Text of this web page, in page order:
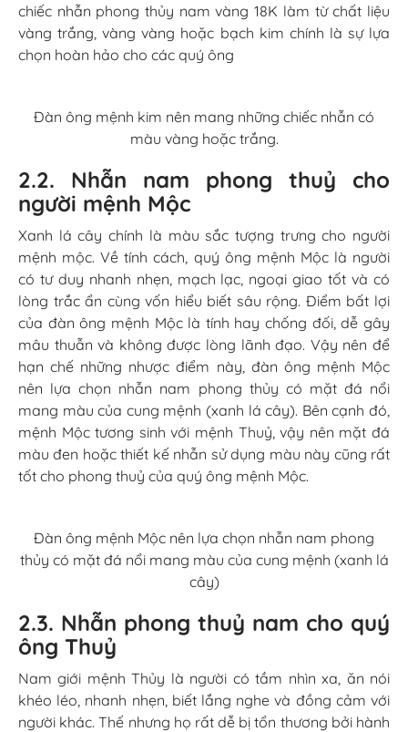
chiếc nhẫn phong thủy nam vàng 18K làm từ chất liệu
vàng trắng, vàng vàng hoặc bạch kim chính là sự lựa
chọn hoàn hảo cho các quý ông
Đàn ông mệnh kim nên mang những chiếc nhẫn có
màu vàng hoặc trắng.
2.2. Nhẫn nam phong thuỷ cho
người mệnh Mộc
Xanh lá cây chính là màu sắc tượng trưng cho người
mệnh mộc. Về tính cách, quý ông mệnh Mộc là người
có tư duy nhanh nhẹn, mạch lạc, ngoại giao tốt và có
lòng trắc ẩn cùng vốn hiểu biết sâu rộng. Điểm bất lợi
của đàn ông mệnh Mộc là tính hay chống đối, dễ gây
mâu thuẫn và không được lòng lãnh đạo. Vậy nên để
hạn chế những nhược điểm này, đàn ông mệnh Mộc
nên lựa chọn nhẫn nam phong thủy có mặt đá nổi
mang màu của cung mệnh (xanh lá cây). Bên cạnh đó,
mệnh Mộc tương sinh với mệnh Thuỷ, vậy nên mặt đá
màu đen hoặc thiết kế nhẫn sử dụng màu này cũng rất
tốt cho phong thuỷ của quý ông mệnh Mộc.
Đàn ông mệnh Mộc nên lựa chọn nhẫn nam phong
thủy có mặt đá nổi mang màu của cung mệnh (xanh lá
cây)
2.3. Nhẫn phong thuỷ nam cho quý
ông Thuỷ
Nam giới mệnh Thủy là người có tầm nhìn xa, ăn nói
khéo léo, nhanh nhẹn, biết lắng nghe và đồng cảm với
người khác. Thế nhưng họ rất dễ bị tổn thương bởi hành